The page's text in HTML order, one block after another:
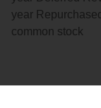
year
common stock